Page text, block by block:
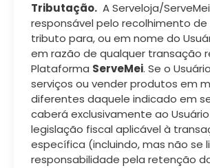
Tributação. A Serveloja/
responsável pelo recolhimento de
tributo para, ou em nome do
em razão de qualquer transação
Plataforma ServeMei. Se o
serviços ou vender produtos em
diferentes daquele indicado em
caberá exclusivamente ao
legislação fiscal aplicável à
específica (incluindo, mas não se
responsabilidade pela retenção